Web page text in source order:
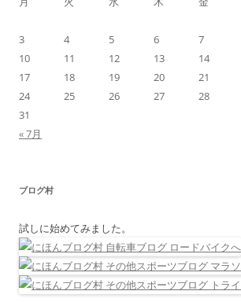
3
4 5 6 7
10
11 12 13 14
17
18 19 20 21
24
25 26 27 28
31
« 7月
ブログ村
試しに始めてみました。